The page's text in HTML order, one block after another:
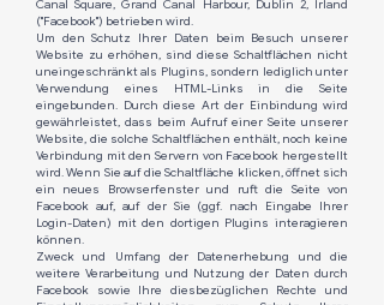
Canal Square, Grand Canal Harbour, Dublin 2, Irland
("Facebook") betrieben wird.
Um den Schutz Ihrer Daten beim Besuch unserer
Website zu erhöhen, sind diese Schaltflächen nicht
uneingeschränkt als Plugins, sondern lediglich unter
Verwendung eines HTML-Links in die Seite
eingebunden. Durch diese Art der Einbindung wird
gewährleistet, dass beim Aufruf einer Seite unserer
Website, die solche Schaltflächen enthält, noch keine
Verbindung mit den Servern von Facebook hergestellt
wird. Wenn Sie auf die Schaltfläche klicken, öffnet sich
ein neues Browserfenster und ruft die Seite von
Facebook auf, auf der Sie (ggf. nach Eingabe Ihrer
Login-Daten) mit den dortigen Plugins interagieren
können.
Zweck und Umfang der Datenerhebung und die
weitere Verarbeitung und Nutzung der Daten durch
Facebook sowie Ihre diesbezüglichen Rechte und